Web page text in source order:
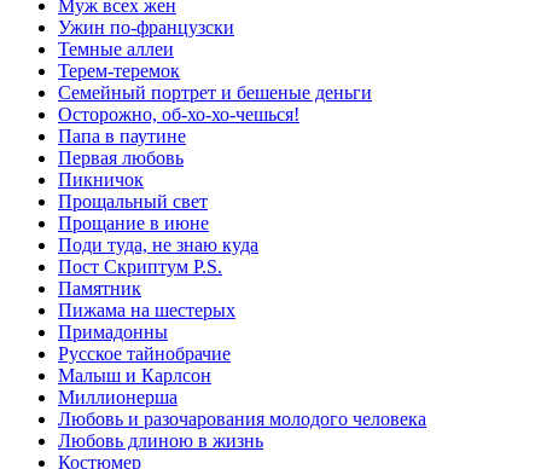
Муж всех жен
Ужин по-французски
Темные аллеи
Терем-теремок
Семейный портрет и бешеные деньги
Осторожно, об-хо-хо-чешься!
Папа в паутине
Первая любовь
Пикничок
Прощальный свет
Прощание в июне
Поди туда, не знаю куда
Пост Скриптум P.S.
Памятник
Пижама на шестерых
Примадонны
Русское тайнобрачие
Малыш и Карлсон
Миллионерша
Любовь и разочарования молодого человека
Любовь длиною в жизнь
Костюмер